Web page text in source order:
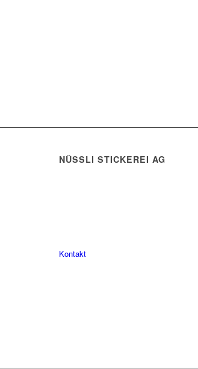
NÜSSLI STICKEREI AG
Kontakt